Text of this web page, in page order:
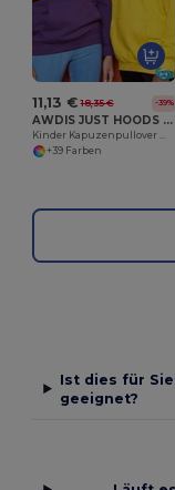
11,13 € 18,35 € -39%
AWDIS JUST HOODS JH01J
+39 Farben
Ist dies für
geeignet?